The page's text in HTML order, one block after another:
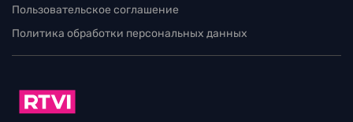
Пользовательское соглашение
Политика обработки персональных данных